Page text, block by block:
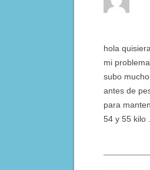
hola
mi
subo
antes de
para
54 y 55 kilo .